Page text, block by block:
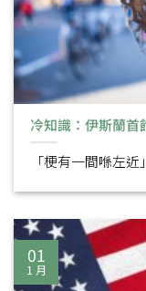
冷知識：伊斯蘭首
「梗有一間喺左
01
1 月